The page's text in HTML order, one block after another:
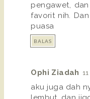
pengawet,
favorit nih.
puasa
BALAS
Ophi Ziadah
aku juga dah